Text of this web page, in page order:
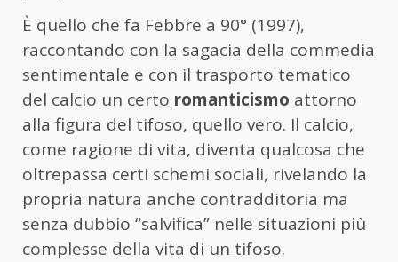
È quello che fa Febbre a 90° (1997),
raccontando con la sagacia della commedia
sentimentale e con il trasporto tematico
del calcio un certo romanticismo attorno
alla figura del tifoso, quello vero. Il calcio,
come ragione di vita, diventa qualcosa che
oltrepassa certi schemi sociali, rivelando la
propria natura anche contradditoria ma
senza dubbio “salvifica” nelle situazioni più
complesse della vita di un tifoso.